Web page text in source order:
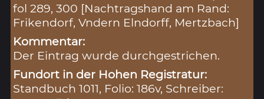
fol 289, 300 [Nachtragshand am Rand:
Frikendorf, Vndern Elndorff, Mertzbach]
Kommentar:
Der Eintrag wurde durchgestrichen.
Fundort in der Hohen Registratur:
Standbuch 1011, Folio: 186v, Schreiber: